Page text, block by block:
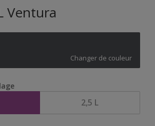
Ventura
Changer de couleur
2,5 L